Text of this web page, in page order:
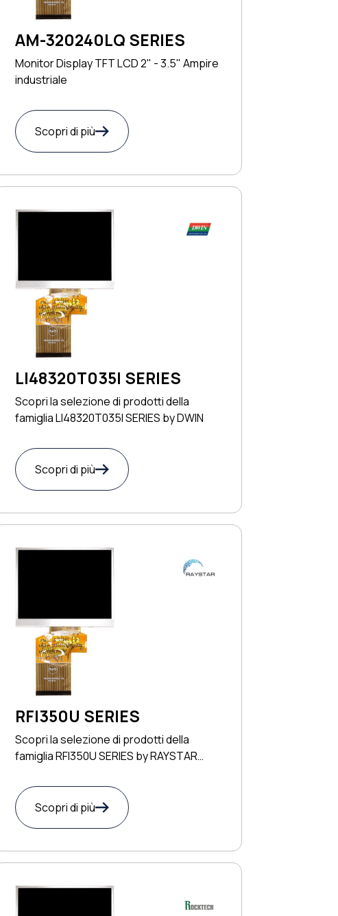
AM-320240LQ SERIES
Monitor Display TFT LCD 2" - 3.5" Ampire
industriale
Scopri di più
LI48320T035I SERIES
Scopri la selezione di prodotti della
famiglia LI48320T035I SERIES by DWIN
Scopri di più
RFI350U SERIES
Scopri la selezione di prodotti della
famiglia RFI350U SERIES by RAYSTAR
Scopri di più